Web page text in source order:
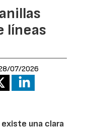
líneas
07/2026
una clara